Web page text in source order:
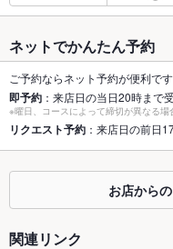
最大宴会収
35人
個室 なし
座敷 なし
掘りごたつ なし
カウンター あり
ソファー あり
ネットでかんたん予約
ご予約ならネット予約が便利です
即予約 ：来店日の当日20時まで
※曜日、コースによって締切が異なる場
リクエスト予約 ：来店日の前日
お店から
関連リンク